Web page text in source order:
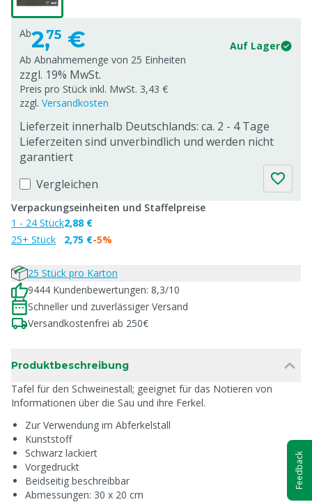
Ab2,75 €
Auf Lager
Ab Abnahmemenge von 25 Einheiten
zzgl. 19% MwSt.
Preis pro Stück inkl. MwSt. 3,43 €
zzgl. Versandkosten
Lieferzeit innerhalb Deutschlands: ca. 2 - 4 Tage
Lieferzeiten sind unverbindlich und werden nicht
garantiert
Vergleichen
Verpackungseinheiten und Staffelpreise
1 - 24 Stück
25+ Stück
2,88 €
2,75 €-5%
25 Stück pro Karton
9444 Kundenbewertungen: 8,3/10
Schneller und zuverlässiger Versand
Versandkostenfrei ab 250€
Produktbeschreibung
Tafel für den Schweinestall; geeignet für das Notieren von
Informationen über die Sau und ihre Ferkel.
Zur Verwendung im Abferkelstall
Kunststoff
Schwarz lackiert
Vorgedruckt
Beidseitig beschreibbar
Abmessungen: 30 x 20 cm
Feedback